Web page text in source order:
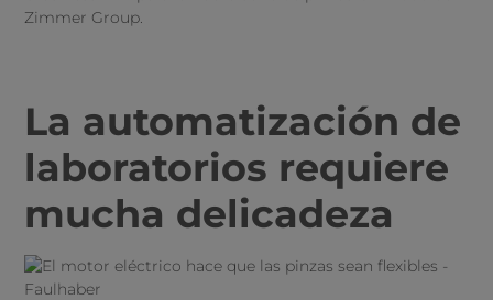
Zimmer Group.
La automatización de
laboratorios requiere
mucha delicadeza